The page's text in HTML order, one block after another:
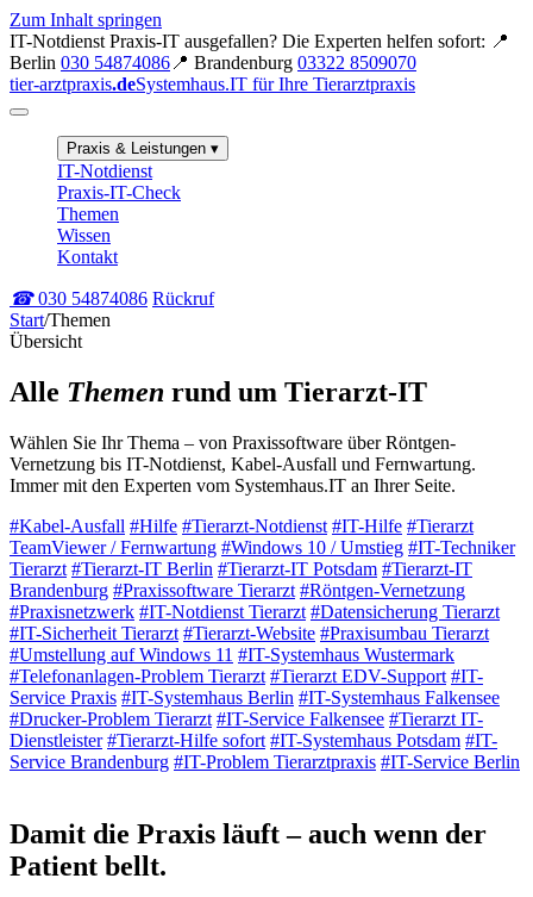
Zum Inhalt springen
IT-Notdienst Praxis-IT ausgefallen? Die Experten helfen sofort: 📍
Berlin 030 54874086 📍 Brandenburg 03322 8509070
tier-arztpraxis.deSystemhaus.IT für Ihre Tierarztpraxis
Praxis & Leistungen ▾
IT-Notdienst
Praxis-IT-Check
Themen
Wissen
Kontakt
☎030 54874086 Rückruf
Start/Themen
Übersicht
Alle Themen rund um Tierarzt-IT
Wählen Sie Ihr Thema – von Praxissoftware über Röntgen-
Vernetzung bis IT-Notdienst, Kabel-Ausfall und Fernwartung.
Immer mit den Experten vom Systemhaus.IT an Ihrer Seite.
#Kabel-Ausfall #Hilfe #Tierarzt-Notdienst #IT-Hilfe #Tierarzt
TeamViewer / Fernwartung #Windows 10 / Umstieg #IT-Techniker
Tierarzt #Tierarzt-IT Berlin #Tierarzt-IT Potsdam #Tierarzt-IT
Brandenburg #Praxissoftware Tierarzt #Röntgen-Vernetzung
#Praxisnetzwerk #IT-Notdienst Tierarzt #Datensicherung Tierarzt
#IT-Sicherheit Tierarzt #Tierarzt-Website #Praxisumbau Tierarzt
#Umstellung auf Windows 11 #IT-Systemhaus Wustermark
#Telefonanlagen-Problem Tierarzt #Tierarzt EDV-Support #IT-
Service Praxis #IT-Systemhaus Berlin #IT-Systemhaus Falkensee
#Drucker-Problem Tierarzt #IT-Service Falkensee #Tierarzt IT-
Dienstleister #Tierarzt-Hilfe sofort #IT-Systemhaus Potsdam #IT-
Service Brandenburg #IT-Problem Tierarztpraxis #IT-Service Berlin
Damit die Praxis läuft – auch wenn der
Patient bellt.